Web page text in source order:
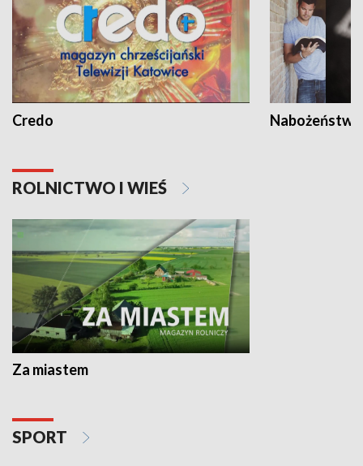
Credo
ROLNICTWO I WIEŚ
Za miastem
SPORT